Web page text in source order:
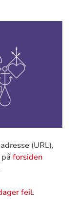
(URL),
forsiden
feil.